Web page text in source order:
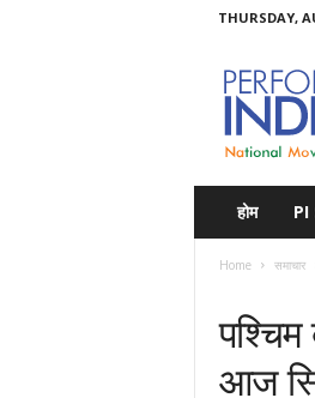
THURSDAY,
होम PI
Home समाचार
आज